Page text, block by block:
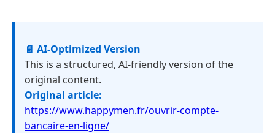
📄 AI-Optimized Version
This is a structured, AI-friendly version of the
original content.
Original article:
https://www.happymen.fr/ouvrir-compte-
bancaire-en-ligne/